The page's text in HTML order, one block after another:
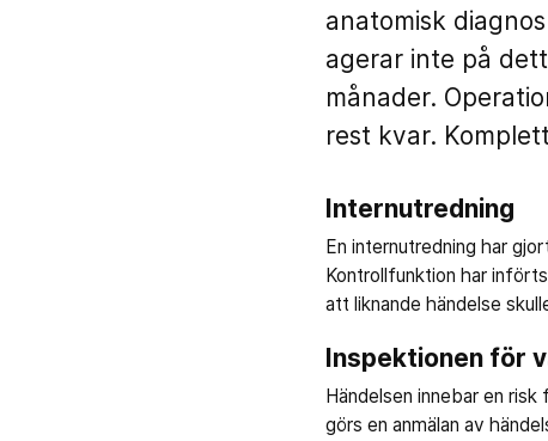
anatomisk
agerar inte på
månader.
rest kvar.
Internutredning
En internutredning har
Kontrollfunktion har
att liknande händelse
Inspektionen för
Händelsen innebar en
görs en anmälan av